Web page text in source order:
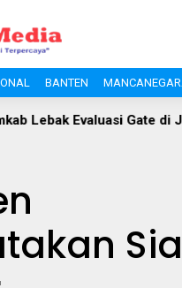
BANTEN
Evaluasi Gate di Jalan S.A.